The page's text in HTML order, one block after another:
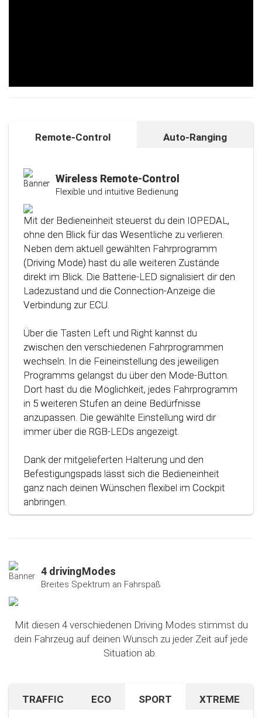
Remote-Control Auto-Ranging
Wireless Remote-Control
Flexible und intuitive Bedienung
Mit der Bedieneinheit steuerst du dein IOPEDAL,
ohne den Blick für das Wesentliche zu verlieren.
Neben dem aktuell gewählten Fahrprogramm
(Driving Mode) hast du alle weiteren Zustände
direkt im Blick. Die Batterie-LED signalisiert dir den
Ladezustand und die Connection-Anzeige die
Verbindung zur ECU.
Über die Tasten Left und Right kannst du
zwischen den verschiedenen Fahrprogrammen
wechseln. In die Feineinstellung des jeweiligen
Programms gelangst du über den Mode-Button.
Dort hast du die Möglichkeit, jedes Fahrprogramm
in 5 weiteren Stufen an deine Bedürfnisse
anzupassen. Die gewählte Einstellung wird dir
immer über die RGB-LEDs angezeigt.
Dank der mitgelieferten Halterung und den
Befestigungspads lässt sich die Bedieneinheit
ganz nach deinen Wünschen flexibel im Cockpit
anbringen.
Kalibrierungsfunktion
Das Steuergerät (ECU) verfügt über eine
intelligente Kalibrierfunktion. Direkt nach dem
Einbau des IOPEDAL werden alle notwendigen
Informationen des Gaspedals automatisch
analysiert und zu einem optimierten individuellen
Kennfeld verarbeitet. Dadurch werden die
einzelnen Fahrmodi (Fahrprogramme)
automatisch an die Charakteristik des Gaspedals
Technologie werden alle Potenziale deines
Fahrzeuges erkannt und können optimal genutzt
werden.
4 drivingModes
Breites Spektrum an Fahrspaß
Mit diesen 4 verschiedenen Driving Modes stimmst du
dein Fahrzeug auf deinen Wunsch zu jeder Zeit auf jede
Situation ab.
TRAFFIC ECO SPORT XTREME
Bist du auf unbekanntem Terrain oder in dichtem
Sparen beim Fahren? Mit diesem cleveren
Falls du nach dem Ausprobieren unseres Sport-